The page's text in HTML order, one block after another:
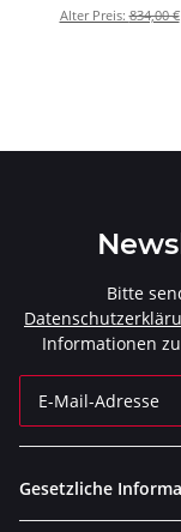
Alter Preis:834,00 €
Bitte
Informationen
Gesetzliche